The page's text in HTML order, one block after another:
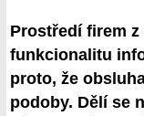
Prostředí firem
funkcionalitu
proto, že
podoby. Dělí se